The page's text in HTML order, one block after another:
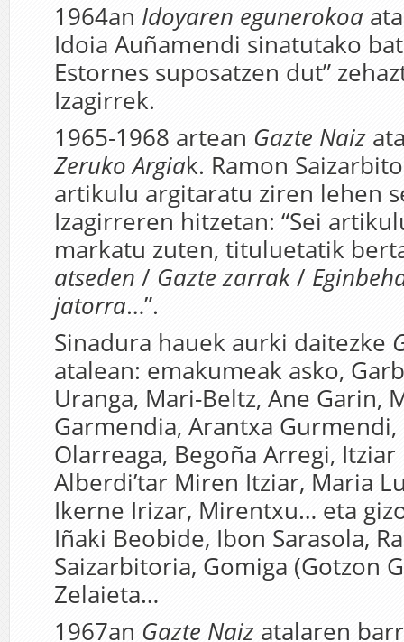
1964an Idoyaren egunerokoa
Idoia Auñamendi sinatutako
Estornes suposatzen dut”
Izagirrek.
1965-1968 artean Gazte Naiz
Zeruko Argiak. Ramon
artikulu argitaratu ziren lehen
Izagirreren hitzetan: “Sei
markatu zuten, tituluetatik
atseden / Gazte zarrak /
jatorra…”.
Sinadura hauek aurki daitezke
atalean: emakumeak asko,
Uranga, Mari-Beltz, Ane Garin,
Garmendia, Arantxa
Olarreaga, Begoña Arregi,
Alberdi’tar Miren Itziar, Maria
Ikerne Irizar, Mirentxu… eta
Iñaki Beobide, Ibon Sarasola,
Saizarbitoria, Gomiga (Gotzon
Zelaieta…
1967an Gazte Naiz atalaren